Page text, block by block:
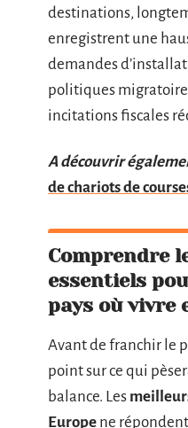
destinations,
enregistrent une
demandes
politiques
incitations fiscales
A découvrir
de chariots de
Comprendre
essentiels
pays où vivre
Avant de franchir le
point sur ce qui
balance. Les
Europe ne